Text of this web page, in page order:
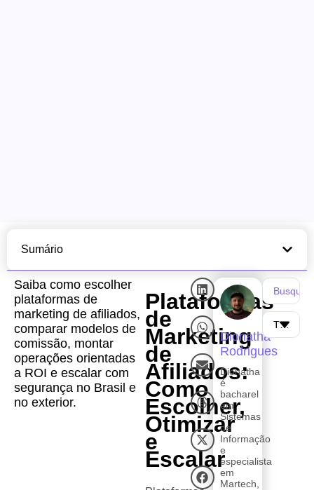
Saiba como escolher
plataformas de
marketing de afiliados,
comparar modelos de
comissão, montar
operações orientadas
a ROI e escalar com
segurança no Brasil e
no exterior.
Plataformas
de
Marketing
de
Afiliados:
Como
Escolher,
Otimizar
e
Escalar
Dionatha
Rodrigues
Dionatha
é
bacharel
em
Sistemas
de
Informação
e
especialista
em
Martech,
Sumário